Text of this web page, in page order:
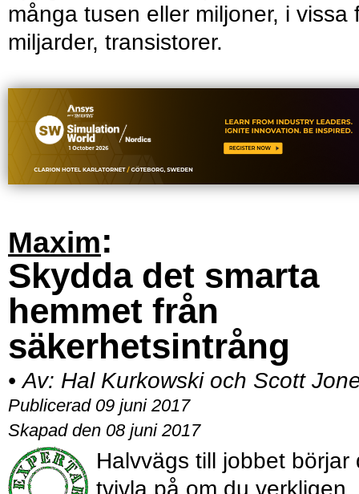
många tusen eller miljoner, i vissa
miljarder, transistorer.
Maxim:
Skydda det smarta
hemmet från
säkerhetsintrång
• Av: Hal Kurkowski och Scott
Publicerad 09 juni 2017
Skapad den 08 juni 2017
Halvvägs till jobbet börjar
tvivla på om du verkligen